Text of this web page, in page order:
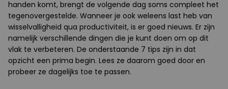
handen komt, brengt de volgende dag soms compleet het
tegenovergestelde. Wanneer je ook weleens last heb van
wisselvalligheid qua productiviteit, is er goed nieuws. Er zijn
namelijk verschillende dingen die je kunt doen om op dit
vlak te verbeteren. De onderstaande 7 tips zijn in dat
opzicht een prima begin. Lees ze daarom goed door en
probeer ze dagelijks toe te passen.